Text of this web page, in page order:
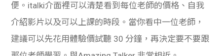
便。italki介面裡可以清楚看到每位老師的價格、自我
介紹影片以及可以上課的時段。當你看中一位老師，
建議可以先花用體驗價試聽 30 分鐘，再決定要不要跟